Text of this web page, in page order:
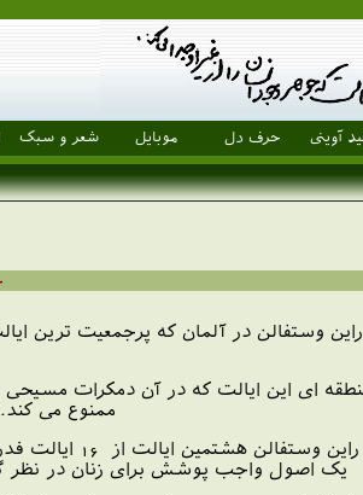
آوینی حرف دل موبایل شعر و سبک
راین وستفالن در آلمان که پرجمعیت
ای این ایالت که در آن دمکرات
ممنوع می
ایالت
یک اصول واجب پوشش برای زنان در نظر